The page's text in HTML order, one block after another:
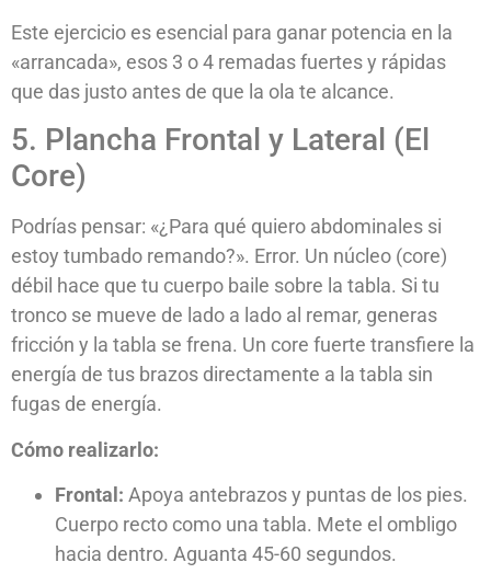
Este ejercicio es esencial para ganar potencia en la
«arrancada», esos 3 o 4 remadas fuertes y rápidas
que das justo antes de que la ola te alcance.
5. Plancha Frontal y Lateral (El
Core)
Podrías pensar: «¿Para qué quiero abdominales si
estoy tumbado remando?». Error. Un núcleo (core)
débil hace que tu cuerpo baile sobre la tabla. Si tu
tronco se mueve de lado a lado al remar, generas
fricción y la tabla se frena. Un core fuerte transfiere la
energía de tus brazos directamente a la tabla sin
fugas de energía.
Cómo realizarlo:
Frontal: Apoya antebrazos y puntas de los pies.
Cuerpo recto como una tabla. Mete el ombligo
hacia dentro. Aguanta 45-60 segundos.